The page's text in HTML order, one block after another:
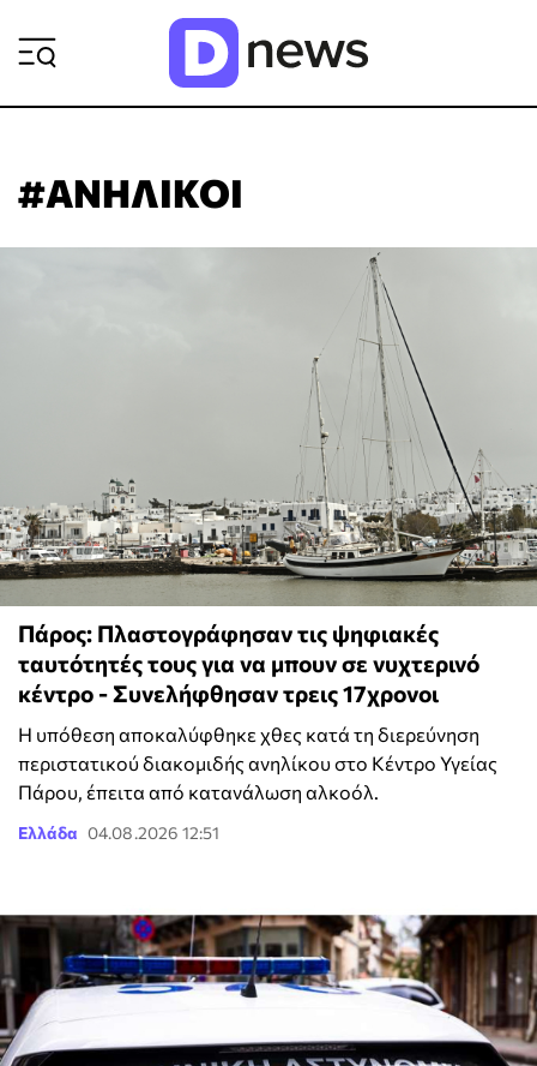
#ΑΝΗΛΙΚΟΙ
Πάρος: Πλαστογράφησαν τις ψηφιακές
ταυτότητές τους για να μπουν σε νυχτερινό
κέντρο - Συνελήφθησαν τρεις 17χρονοι
Η υπόθεση αποκαλύφθηκε χθες κατά τη διερεύνηση
περιστατικού διακομιδής ανηλίκου στο Κέντρο Υγείας
Πάρου, έπειτα από κατανάλωση αλκοόλ.
Ελλάδα 04.08.2026 12:51